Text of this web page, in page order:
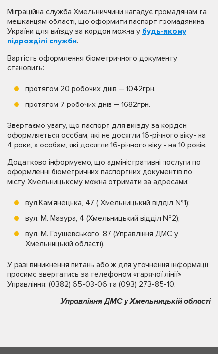
Міграційна служба Хмельниччини нагадує громадянам та
мешканцям області, що оформити паспорт громадянина
України для виїзду за кордон можна у будь-якому
підрозділі служби.
Вартість оформлення біометричного документу
становить:
протягом 20 робочих днів – 1042грн.
протягом 7 робочих днів – 1682грн.
Звертаємо увагу, що паспорт для виїзду за кордон
оформляється особам, які не досягли 16-річного віку- на
4 роки, а особам, які досягли 16-річного віку - на 10 років.
Додатково інформуємо, що адміністративні послуги по
оформленні біометричних паспортних документів по
місту Хмельницькому можна отримати за адресами:
вул.Кам'янецька, 47 ( Хмельницький відділ №1);
вул. М. Мазура, 4 (Хмельницький відділ №2);
вул. М. Грушевського, 87 (Управління ДМС у
Хмельницькій області).
У разі виникнення питань або ж для уточнення інформації
просимо звертатись за телефоном «гарячої лінії»
Управління: (0382) 65-03-06 та (093) 273-85-10.
Управління ДМС у Хмельницькій області